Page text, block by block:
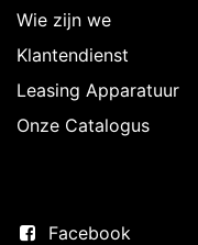
Wie zijn we
Klantendienst
Leasing Apparatuur
Onze Catalogus
Facebook